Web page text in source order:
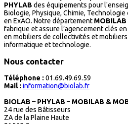
PHYLAB des équipements pour
Biologie, Physique, Chimie,
en ExAO. Notre département
fabrique et assure l’agencement clés
en mobiliers de collectivités et
informatique et technologie.
Nous contacter
Téléphone : 01.69.49.69.59
Mail : information@biolab.fr
BIOLAB – PHYLAB – MOBILAB &
24 rue des Bâtisseurs
ZA de la Plaine Haute